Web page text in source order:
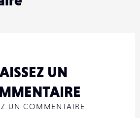
UN
UN COMMENTAIRE